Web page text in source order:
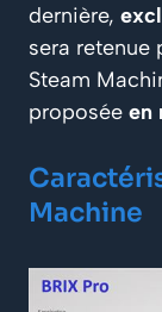
dernière,
sera retenue
Steam
proposée en
Machine